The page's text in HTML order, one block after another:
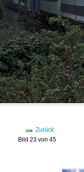
Zurück
Bild 23 von 45